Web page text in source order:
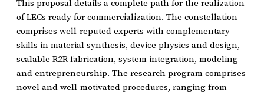
This proposal details a complete path for the realization
of LECs ready for commercialization. The constellation
comprises well-reputed experts with complementary
skills in material synthesis, device physics and design,
scalable R2R fabrication, system integration, modeling
and entrepreneurship. The research program comprises
novel and well-motivated procedures, ranging from